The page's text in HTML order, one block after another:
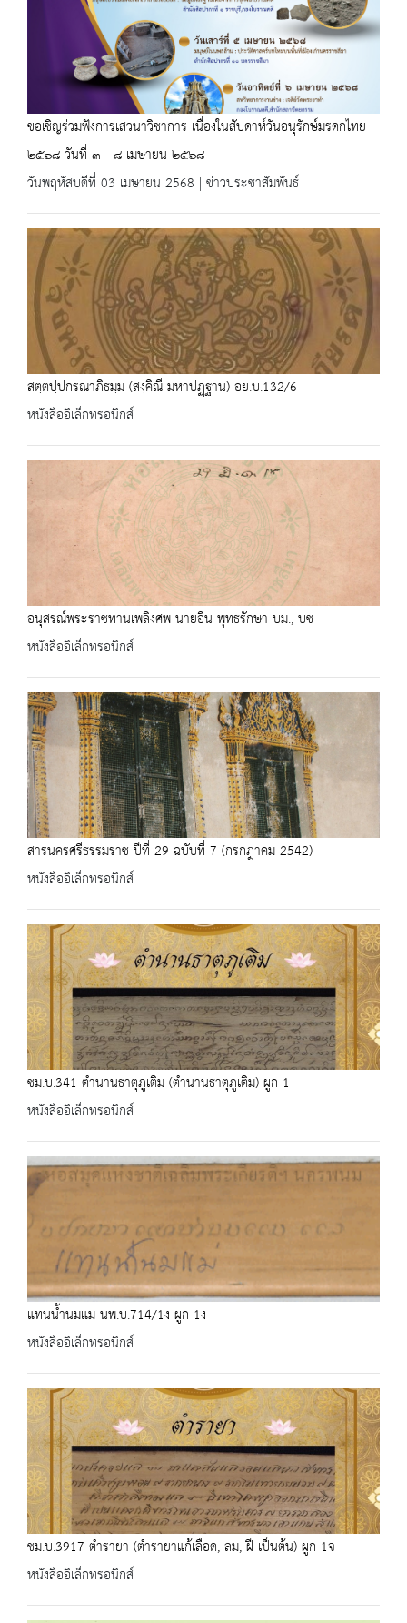
ขอเชิญร่วมฟังการเสวนาวิชาการ เนื่องในสัปดาห์วันอนุรักษ์มรดกไทย
๒๕๖๘ วันที่ ๓ - ๘ เมษายน ๒๕๖๘
วันพฤหัสบดีที่ 03 เมษายน 2568 | ข่าวประชาสัมพันธ์
สตฺตปฺปกรณาภิธมฺม (สงฺคิณี-มหาปฏฺฐาน) อย.บ.132/6
หนังสืออิเล็กทรอนิกส์
อนุสรณ์พระราชทานเพลิงศพ นายอิน พุทธรักษา บม., บช
หนังสืออิเล็กทรอนิกส์
สารนครศรีธรรมราช ปีที่ 29 ฉบับที่ 7 (กรกฎาคม 2542)
หนังสืออิเล็กทรอนิกส์
ชม.บ.341 ตำนานธาตุภูเติม (ตำนานธาตุภูเติม) ผูก 1
หนังสืออิเล็กทรอนิกส์
แทนน้ำนมแม่ นพ.บ.714/1ง ผูก 1ง
หนังสืออิเล็กทรอนิกส์
ชม.บ.3917 ตำรายา (ตำรายาแก้เลือด, ลม, ฝี เป็นต้น) ผูก 1จ
หนังสืออิเล็กทรอนิกส์